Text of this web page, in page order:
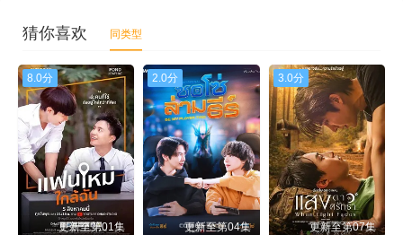
猜你喜欢 同类型
8.0分
更新至第01集
2.0分
更新至第04集
3.0分
更新至第07集